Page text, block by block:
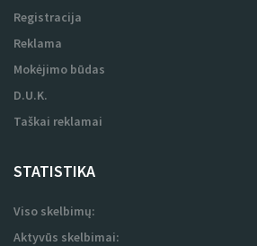
Registracija
Reklama
Mokėjimo būdas
D.U.K.
Taškai reklamai
STATISTIKA
Viso skelbimų:
Aktyvūs skelbimai: